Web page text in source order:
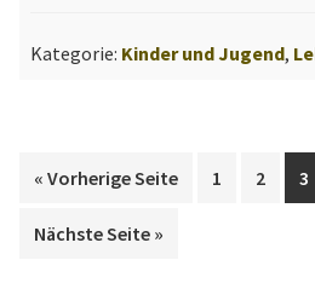
Kategorie: Kinder und Jugend,
« Vorherige Seiteaufrufen
Go
1
Go
2
Go
3
Nächste Seite aufrufen
»